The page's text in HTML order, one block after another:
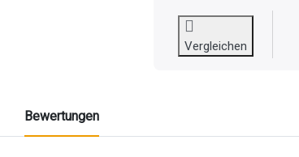
Vergleichen
Bewertungen